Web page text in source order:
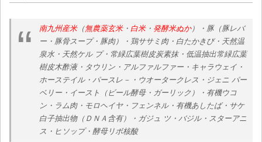
南九州産米（無農薬玄米・ 白米・ 発酵米ぬか）・豚（豚レバ
ー・豚骨スープ・豚肉）・鶏ササミ肉・白たかきび・天然温
泉水・天然ケル プ・常緑広葉樹皮炭素抹・低温抽出常緑広葉
樹皮木酢液・タウリン・アルファルファー・キャラウェイ・
ホーステイル・パースレ－・ウオータークレス・ジェニ パー
ベリー・イースト（ビール酵母・ガーリック）・有機ウコ
ン・ラム肉・モロヘイヤ・フェンネル・有機あしたば・サケ
白子抽出物（ＤＮＡ含有）・ガジュ ツ・バジル・スターアニ
ス・ヒソップ・酵母リボ核酸